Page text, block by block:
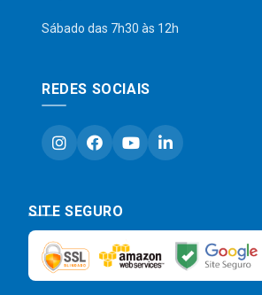
Sábado das 7h30 às 12h
REDES SOCIAIS
SITE SEGURO